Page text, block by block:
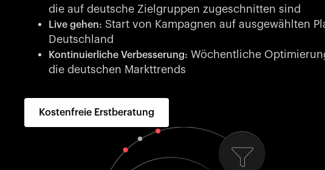
die auf deutsche Zielgruppen zugeschnitten sind
Live gehen: Start von Kampagnen auf ausgewählten
Deutschland
Kontinuierliche Verbesserung: Wöchentliche
die deutschen Markttrends
Kostenfreie Erstberatung